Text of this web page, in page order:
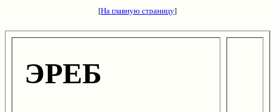
[На главную страницу]
ЭРЕБ